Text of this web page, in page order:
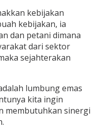
kebijakan
kebijakan, ia
dan petani dimana
dari sektor
sejahterakan
lumbung emas
kita ingin
membutuhkan sinergi